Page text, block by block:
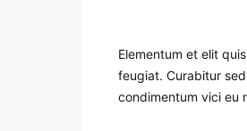
Elementum et elit
feugiat. Curabitur
condimentum vici eu